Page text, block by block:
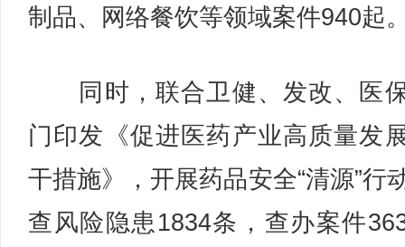
制品、网络餐饮等领域案件940起
同时，联合卫健、发改、医
门印发《促进医药产业高质量发
干措施》，开展药品安全“清源”行
查风险隐患1834条，查办案件